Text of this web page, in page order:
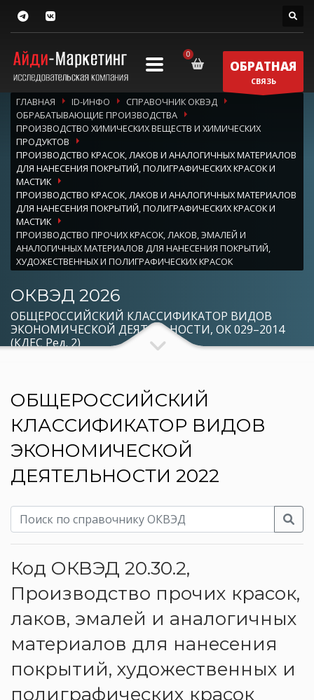
ОБРАТНАЯ
СВЯЗЬ
ГЛАВНАЯ ID-ИНФО
СПРАВОЧНИК ОКВЭД
ОБРАБАТЫВАЮЩИЕ ПРОИЗВОДСТВА
ПРОИЗВОДСТВО ХИМИЧЕСКИХ ВЕЩЕСТВ И ХИМИЧЕСКИХ
ПРОДУКТОВ
ПРОИЗВОДСТВО КРАСОК, ЛАКОВ И АНАЛОГИЧНЫХ МАТЕРИАЛОВ
ДЛЯ НАНЕСЕНИЯ ПОКРЫТИЙ, ПОЛИГРАФИЧЕСКИХ КРАСОК И
МАСТИК
ПРОИЗВОДСТВО КРАСОК, ЛАКОВ И АНАЛОГИЧНЫХ МАТЕРИАЛОВ
ДЛЯ НАНЕСЕНИЯ ПОКРЫТИЙ, ПОЛИГРАФИЧЕСКИХ КРАСОК И
МАСТИК
ПРОИЗВОДСТВО ПРОЧИХ КРАСОК, ЛАКОВ, ЭМАЛЕЙ И
АНАЛОГИЧНЫХ МАТЕРИАЛОВ ДЛЯ НАНЕСЕНИЯ ПОКРЫТИЙ,
ХУДОЖЕСТВЕННЫХ И ПОЛИГРАФИЧЕСКИХ КРАСОК
ОКВЭД 2026
ОБЩЕРОССИЙСКИЙ КЛАССИФИКАТОР ВИДОВ
ЭКОНОМИЧЕСКОЙ ДЕЯТЕЛЬНОСТИ, ОК 029–2014
(КДЕС Ред. 2)
ОБЩЕРОССИЙСКИЙ
КЛАССИФИКАТОР ВИДОВ
ЭКОНОМИЧЕСКОЙ
ДЕЯТЕЛЬНОСТИ 2022
Код ОКВЭД 20.30.2,
Производство прочих красок,
лаков, эмалей и аналогичных
материалов для нанесения
покрытий, художественных и
полиграфических красок